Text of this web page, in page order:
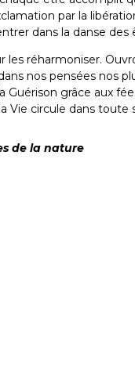
par la
dans la danse des
réharmoniser.
nos pensées nos
grâce aux
Vie circule dans toute
de la nature